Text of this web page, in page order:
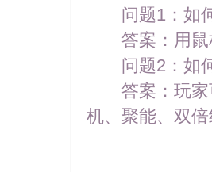
问题1：如何
答案：用鼠
问题2：如
答案：玩家
机、聚能、双